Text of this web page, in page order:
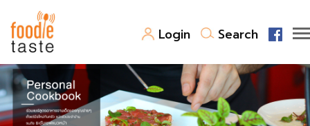
Login Search
สูตรอาหาร
สูตรอาหารล่าสุด